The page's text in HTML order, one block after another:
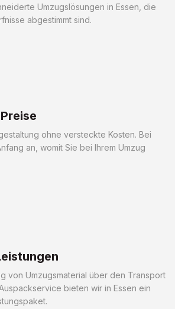
Umzugslösungen in Essen, die
abgestimmt sind.
ohne versteckte Kosten. Bei
an, womit Sie bei Ihrem Umzug
von Umzugsmaterial über den Transport
bieten wir in Essen ein